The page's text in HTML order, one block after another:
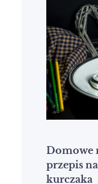
Domowe
przepis
kurczaka